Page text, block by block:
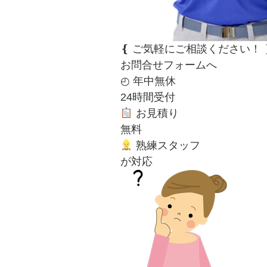
❴ ご気軽にご相談ください！
お問合せフォームへ
◴ 年中無休
24時間受付
お見積り
無料
熟練スタッフ
が対応